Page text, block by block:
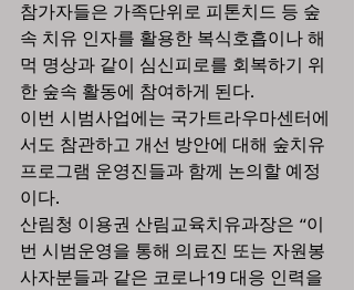
참가자들은 가족단위로 피톤치드 등 숲
속 치유 인자를 활용한 복식호흡이나 해
먹 명상과 같이 심신피로를 회복하기 위
한 숲속 활동에 참여하게 된다.
이번 시범사업에는 국가트라우마센터에
서도 참관하고 개선 방안에 대해 숲치유
프로그램 운영진들과 함께 논의할 예정
이다.
산림청 이용권 산림교육치유과장은 “이
번 시범운영을 통해 의료진 또는 자원봉
사자분들과 같은 코로나19 대응 인력을